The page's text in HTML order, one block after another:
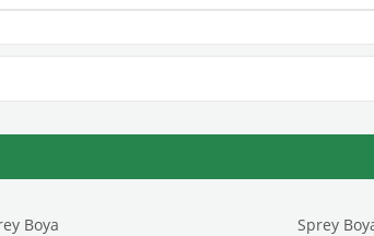
Boya Sprey Boya